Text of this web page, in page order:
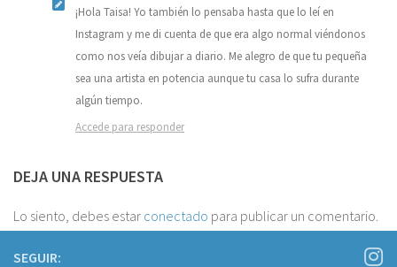
¡Hola Taisa! Yo también lo pensaba hasta que lo leí en
Instagram y me di cuenta de que era algo normal viéndonos
como nos veía dibujar a diario. Me alegro de que tu pequeña
sea una artista en potencia aunque tu casa lo sufra durante
algún tiempo.
Accede para responder
DEJA UNA RESPUESTA
Lo siento, debes estar conectado para publicar un comentario.
SEGUIR: